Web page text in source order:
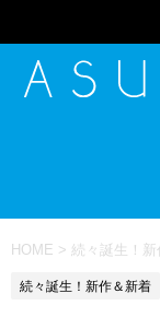
HOME > 続々誕生！新
続々誕生！新作＆新着